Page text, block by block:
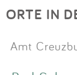
ORTE IN
Amt